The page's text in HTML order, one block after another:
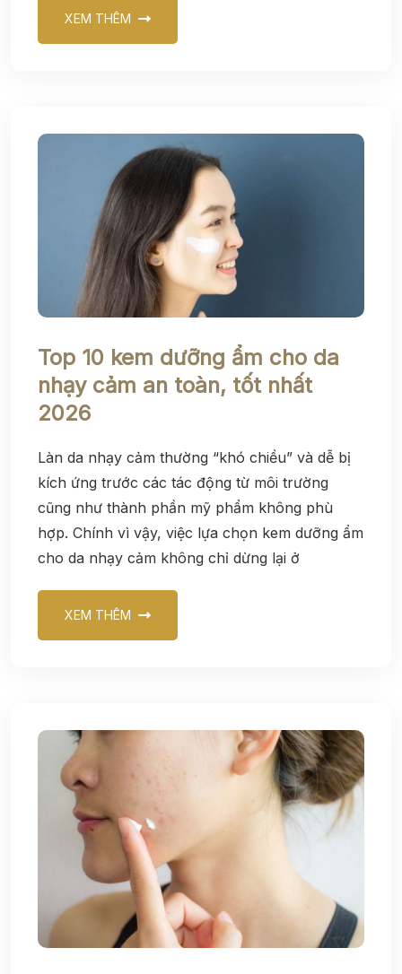
XEM THÊM
Top 10 kem dưỡng ẩm cho da
nhạy cảm an toàn, tốt nhất
2026
Làn da nhạy cảm thường “khó chiều” và dễ bị
kích ứng trước các tác động từ môi trường
cũng như thành phần mỹ phẩm không phù
hợp. Chính vì vậy, việc lựa chọn kem dưỡng ẩm
cho da nhạy cảm không chỉ dừng lại ở
XEM THÊM